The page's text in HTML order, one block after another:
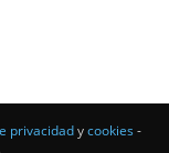
privacidadycookies -